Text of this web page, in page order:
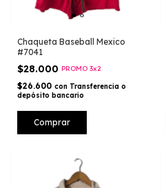
Chaqueta Baseball Mexico
#7041
$28.000 PROMO 3x2
$26.600 con Transferencia o
depósito bancario
Comprar